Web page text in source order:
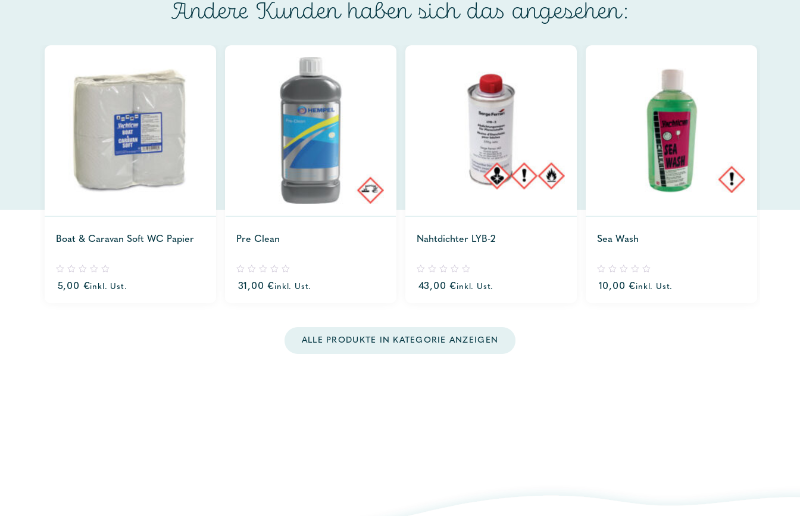
Andere Kunden haben sich das angesehen:
Boat & Caravan Soft WC Papier
out
5,00 €inkl. Ust.
Pre Clean
out
31,00€inkl. Ust.
Nahtdichter LYB-2
out
43,00€inkl. Ust.
Sea Wash
out
10,00€inkl. Ust.
ALLE PRODUKTE IN KATEGORIE ANZEIGEN